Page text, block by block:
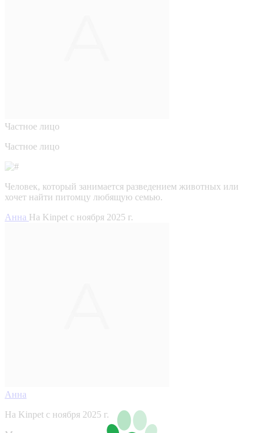
Частное лицо
Частное лицо
Человек, который занимается разведением животных или
хочет найти питомцу любящую семью.
Анна На Kinpet c ноября 2025 г.
Анна
На Kinpet c ноября 2025 г.